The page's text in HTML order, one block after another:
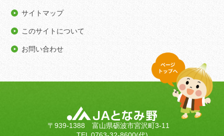
サイトマップ
このサイトについて
お問い合わせ
〒939-1388 富山県砺波市宮沢町3-11